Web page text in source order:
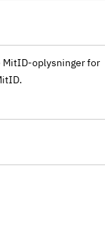
MitID-oplysninger for